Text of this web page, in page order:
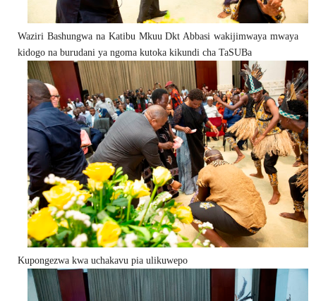
Waziri Bashungwa na Katibu Mkuu Dkt Abbasi wakijimwaya mwaya
kidogo na burudani ya ngoma kutoka kikundi cha TaSUBa
Kupongezwa kwa uchakavu pia ulikuwepo